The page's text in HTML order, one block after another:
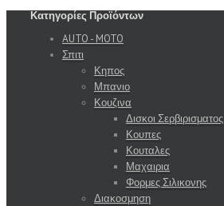
Κατηγορίες Προϊόντων
AUTO - MOTO
Σπιτι
Κηπος
Μπανιο
Κουζινα
Δισκοι Σερβιρισματος
Κουπες
Κουταλες
Μαχαιρια
Φορμες Σιλικονης
Διακοσμηση